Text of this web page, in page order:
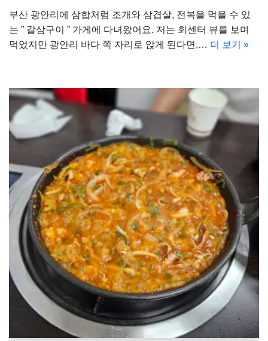
부산 광안리에 삼합처럼 조개와 삼겹살, 전복을 먹을 수 있
는 ” 갈삼구이 ” 가게에 다녀왔어요. 저는 회센터 뷰를 보며
먹었지만 광안리 바다 쪽 자리로 앉게 된다면,… 더 보기 »